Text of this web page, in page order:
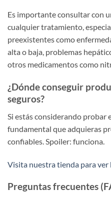
Es importante consultar con
cualquier tratamiento,
preexistentes como
alta o baja, problemas
otros medicamentos como
¿Dónde conseguir
seguros?
Si estás considerando probar
fundamental que adquieras
confiables. Spoiler: funciona.
Visita nuestra tienda para
Preguntas frecuentes